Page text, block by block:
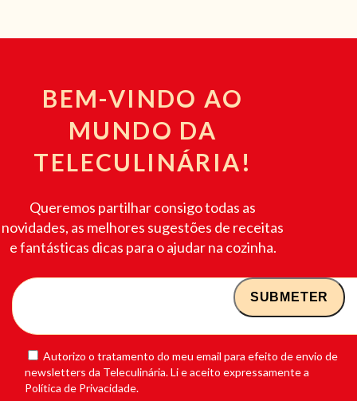
BEM-VINDO AO
MUNDO DA
TELECULINÁRIA!
Queremos partilhar consigo todas as
novidades, as melhores sugestões de receitas
e fantásticas dicas para o ajudar na cozinha.
Autorizo o tratamento do meu email para efeito de envio de
newsletters da Teleculinária. Li e aceito expressamente a
Política de Privacidade.